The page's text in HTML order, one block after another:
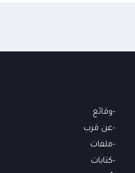
وقائع
عن قرب
ملفات
كتابات